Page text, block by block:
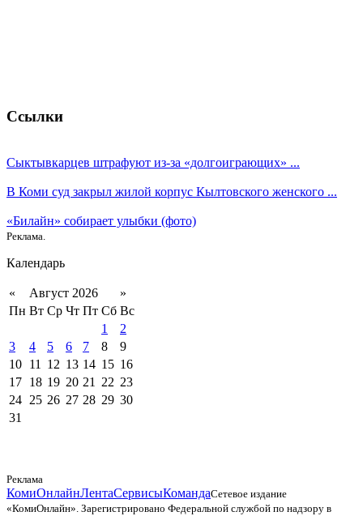
Ссылки
Сыктывкарцев штрафуют из-за «долгоиграющих» ...
В Коми суд закрыл жилой корпус Кылтовского женского ...
«Билайн» собирает улыбки (фото)
Реклама.
Календарь
« Август 2026
»
Пн Вт Ср Чт Пт Сб Вс
1
2
3
4 5 6 7 8
9
10 11 12 13 14 15 16
17 18 19 20 21 22 23
24 25 26 27 28 29 30
31
Реклама
КомиОнлайнЛентаСервисыКомандаСетевое издание
«КомиОнлайн». Зарегистрировано Федеральной службой по надзору в